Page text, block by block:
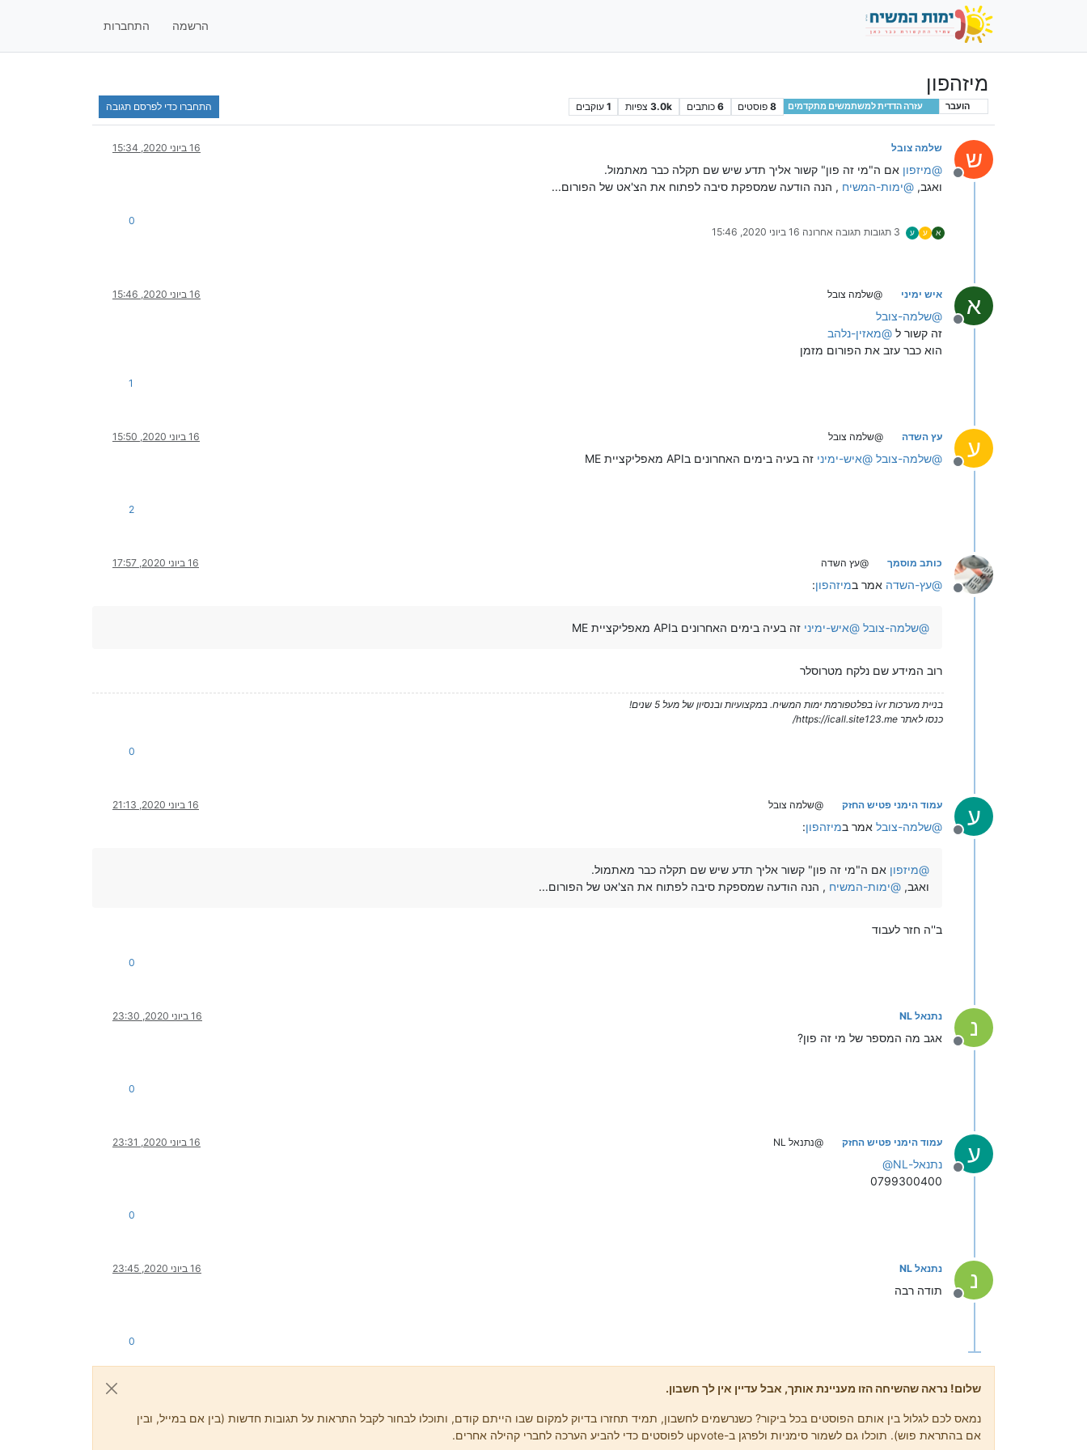
הרשמה התחברות
מיזהפון
הועבר עזרה הדדית למשתמשים מתקדמים 8 פוסטים 6 כותבים 3.0k צפיות 1 עוקבים התחברו כדי לפרסם תגובה
ש
מנותק
שלמה צובל 16 ביוני 2020, 15:34
@מיזפון אם ה"מי זה פון" קשור אליך תדע שיש שם תקלה כבר מאתמול.
ואגב, @ימות-המשיח , הנה הודעה שמספקת סיבה לפתוח את הצ'אט של הפורום...
א ע ע 3 תגובות תגובה אחרונה 16 ביוני 2020, 15:46
0
א
מנותק
איש ימיני @שלמה צובל 16 ביוני 2020, 15:46
@שלמה-צובל
זה קשור ל @מאזין-נלהב
הוא כבר עזב את הפורום מזמן
1
ע
מנותק
עץ השדה @שלמה צובל 16 ביוני 2020, 15:50
@שלמה-צובל @איש-ימיני זה בעיה בימים האחרונים בAPI מאפליקציית ME
2
מנותק
כותב מוסמך @עץ השדה 16 ביוני 2020, 17:57
@עץ-השדה אמר במיזהפון:
@שלמה-צובל @איש-ימיני זה בעיה בימים האחרונים בAPI מאפליקציית ME
רוב המידע שם נלקח מטרוסלר
בניית מערכות ivr בפלטפורמת ימות המשיח. במקצועיות ובנסיון של מעל 5 שנים!
כנסו לאתר https://icall.site123.me/
0
ע
מנותק
עמוד הימני פטיש החזק @שלמה צובל 16 ביוני 2020, 21:13
@שלמה-צובל אמר במיזהפון:
@מיזפון אם ה"מי זה פון" קשור אליך תדע שיש שם תקלה כבר מאתמול.
ואגב, @ימות-המשיח , הנה הודעה שמספקת סיבה לפתוח את הצ'אט של הפורום...
ב''ה חזר לעבוד
0
נ
מנותק
נתנאל NL 16 ביוני 2020, 23:30
אגב מה המספר של מי זה פון?
0
ע
מנותק
עמוד הימני פטיש החזק @נתנאל NL 16 ביוני 2020, 23:31
@
נתנאל-NL
0799300400
0
נ
מנותק
נתנאל NL 16 ביוני 2020, 23:45
תודה רבה
0
שלום! נראה שהשיחה הזו מעניינת אותך, אבל עדיין אין לך חשבון.
נמאס לכם לגלול בין אותם הפוסטים בכל ביקור? כשנרשמים לחשבון, תמיד תחזרו בדיוק למקום שבו הייתם קודם, ותוכלו לבחור לקבל התראות על תגובות חדשות (בין אם במייל, ובין
אם בהתראת פוש). תוכלו גם לשמור סימניות ולפרגן ב-upvote לפוסטים כדי להביע הערכה לחברי קהילה אחרים.